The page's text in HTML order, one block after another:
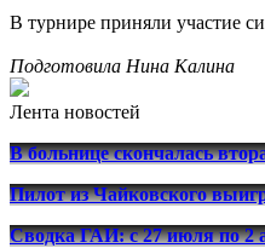
В турнире приняли участие
Подготовила Нина Калина
Лента новостей
В больнице скончалась
Пилот из Чайковского
Сводка ГАИ: с 27 июля по 2